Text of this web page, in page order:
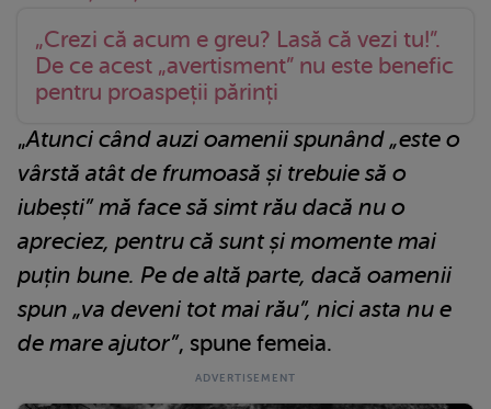
„Crezi că acum e greu? Lasă că vezi tu!”.
De ce acest „avertisment” nu este benefic
pentru proaspeții părinți
„Atunci când auzi oamenii spunând „este o
vârstă atât de frumoasă și trebuie să o
iubești” mă face să simt rău dacă nu o
apreciez, pentru că sunt și momente mai
puțin bune. Pe de altă parte, dacă oamenii
spun „va deveni tot mai rău”, nici asta nu e
de mare ajutor”, spune femeia.